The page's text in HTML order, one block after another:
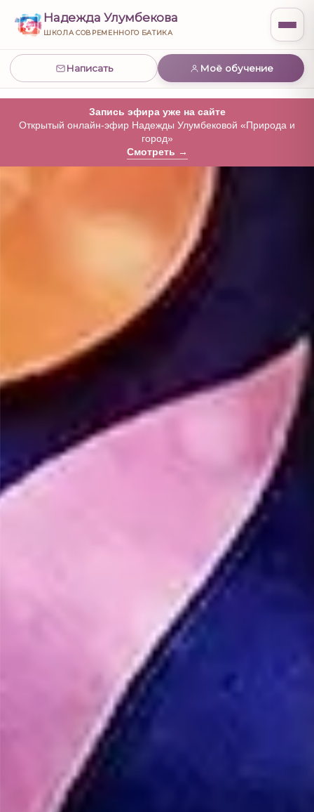
Надежда Улумбекова
ШКОЛА СОВРЕМЕННОГО БАТИКА
Написать Моё обучение
Запись эфира уже на сайте
Открытый онлайн-эфир Надежды Улумбековой «Природа и
город»
Смотреть →